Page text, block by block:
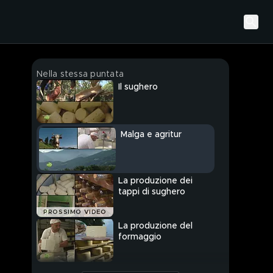
Nella stessa puntata
Il sughero
Malga e agritur
PROSSIMO VIDEO
La produzione dei
tappi di sughero
La produzione del
formaggio